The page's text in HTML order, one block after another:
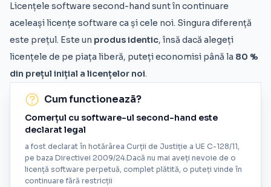
Licențele software second-hand sunt în continuare
aceleași licențe software ca și cele noi. Singura diferență
este prețul. Este un produs identic, însă dacă alegeți
licențele de pe piața liberă, puteți economisi până la 80 %
din prețul inițial a licențelor noi.
Cum functioneazã?
Comerțul cu software-ul second-hand este
declarat legal
a fost declarat în hotărârea Curții de Justiție a UE C-128/11,
pe baza Directivei 2009/24.Dacă nu mai aveți nevoie de o
licență software perpetuă, complet plătită, o puteți vinde în
continuare fără restricții